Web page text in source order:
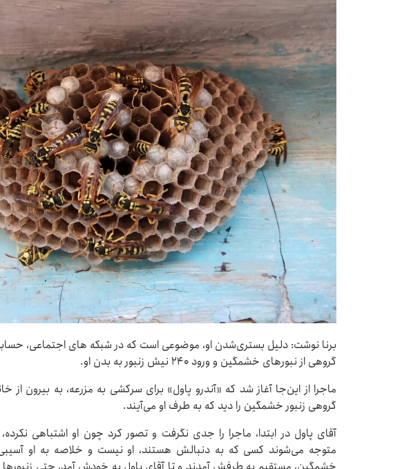
برنا نوشت: دلیل بستری‌شدن او، موضوعی است که در شبکه های اجتماعی،
گروهی از نبورهای خشمگین و ورود ۲۴۰ نیش زنبور به بدن او.
ماجرا از این‌جا آغاز شد که «آندرو پاول» برای سرکشی به مزرعه، به بیرون از
گروهی زنبور خشمگین را دید که به طرف او می‌آیند.
آقای پاول در ابتدا، ماجرا را جدی نگرفت و تصور کرد چون او اشتباهی نکرده،
متوجه می‌شوند کسی که به دنبالش هستند، او نیست و خلاصه به او آسیبی